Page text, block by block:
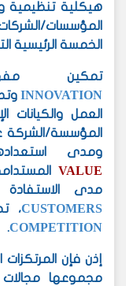
هيكلية تنظيمية
المؤسسات/
الخمسة الرئيسية
تمكين
INNOVATION
العمل والكيانات
المؤسسة/الشركة
ومدى
VALUE
مدى
CUSTOMERS،
COMPETITION
.
إذن فإن
مجموعها مجالات